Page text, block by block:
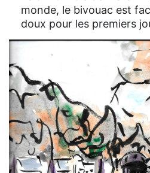
monde, le bivouac est
doux pour les premiers